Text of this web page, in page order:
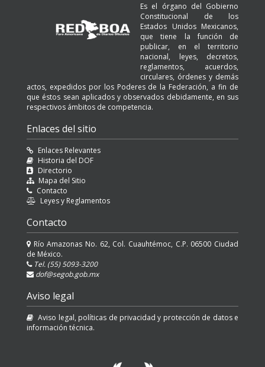
Es el órgano del Gobierno
Constitucional de los
Estados Unidos Mexicanos,
que tiene la función de
publicar, en el territorio
nacional, leyes, decretos,
reglamentos, acuerdos,
circulares, órdenes y demás
actos, expedidos por los Poderes de la Federación, a fin de
que éstos sean aplicados y observados debidamente, en sus
respectivos ámbitos de competencia.
Enlaces del sitio
Enlaces Relevantes
Historia del DOF
Directorio
Mapa del Sitio
Contacto
Leyes y Reglamentos
Contacto
Río Amazonas No. 62, Col. Cuauhtémoc, C.P. 06500 Ciudad
de México.
Tel. (55) 5093-3200
dof@segob.gob.mx
Aviso legal
Aviso legal, políticas de privacidad y protección de datos e
información técnica.